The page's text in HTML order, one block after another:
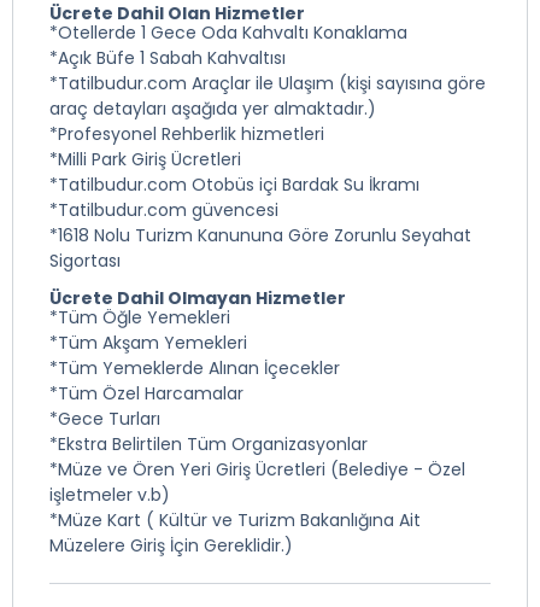
Ücrete Dahil Olan Hizmetler
*Otellerde 1 Gece Oda Kahvaltı Konaklama
*Açık Büfe 1 Sabah Kahvaltısı
*Tatilbudur.com Araçlar ile Ulaşım (kişi sayısına göre
araç detayları aşağıda yer almaktadır.)
*Profesyonel Rehberlik hizmetleri
*Milli Park Giriş Ücretleri
*Tatilbudur.com Otobüs içi Bardak Su İkramı
*Tatilbudur.com güvencesi
*1618 Nolu Turizm Kanununa Göre Zorunlu Seyahat
Sigortası
Ücrete Dahil Olmayan Hizmetler
*Tüm Öğle Yemekleri
*Tüm Akşam Yemekleri
*Tüm Yemeklerde Alınan İçecekler
*Tüm Özel Harcamalar
*Gece Turları
*Ekstra Belirtilen Tüm Organizasyonlar
*Müze ve Ören Yeri Giriş Ücretleri (Belediye - Özel
işletmeler v.b)
*Müze Kart ( Kültür ve Turizm Bakanlığına Ait
Müzelere Giriş İçin Gereklidir.)